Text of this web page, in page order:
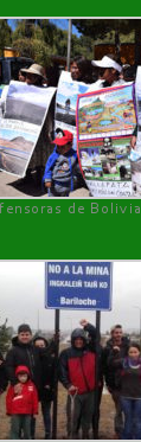
de Bolivia